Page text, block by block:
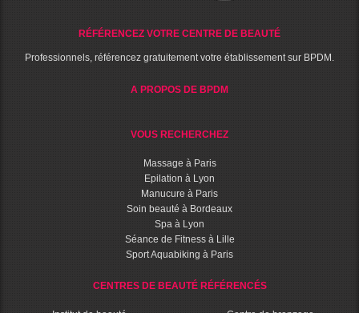
RÉFÉRENCEZ VOTRE CENTRE DE BEAUTÉ
Professionnels, référencez gratuitement votre établissement sur BPDM.
A PROPOS DE BPDM
VOUS RECHERCHEZ
Massage à Paris
Epilation à Lyon
Manucure à Paris
Soin beauté à Bordeaux
Spa à Lyon
Séance de Fitness à Lille
Sport Aquabiking à Paris
CENTRES DE BEAUTÉ RÉFÉRENCÉS